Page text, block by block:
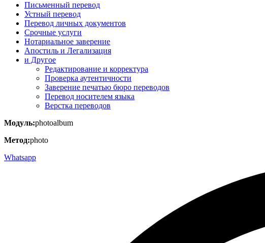
Письменный перевод
Устный перевод
Перевод личных документов
Срочные услуги
Нотариальное заверение
Апостиль и Легализация
и Другое
Редактирование и корректура
Проверка аутентичности
Заверение печатью бюро переводов
Перевод носителем языка
Верстка переводов
Модуль:photoalbum
Метод:photo
Whatsapp